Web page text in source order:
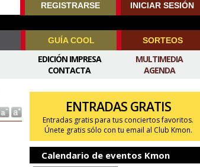
REGISTRARSE INICIAR SESIÓN
GUÍA COOL SORTEOS
MULTIMEDIA
AGENDA
EDICIÓN IMPRESA
CONTACTA
ENTRADAS GRATIS
Entradas gratis para tus conciertos favoritos.
Únete gratis sólo con tu email al Club Kmon.
Calendario de eventos Kmon